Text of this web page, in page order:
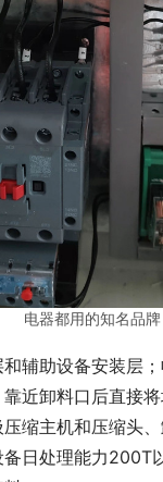
电器都用的知名品牌
辅助设备安装层
近卸料口后直接
缩主机和压缩头
日处理能力200T